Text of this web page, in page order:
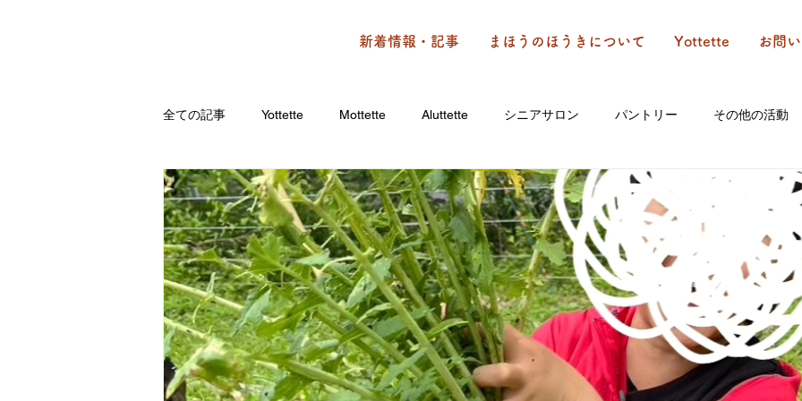
新着情報・記事 まほうのほうきについて Yottette お問
全ての記事 Yottette Mottette Aluttette シニアサロン パントリー その他の活動